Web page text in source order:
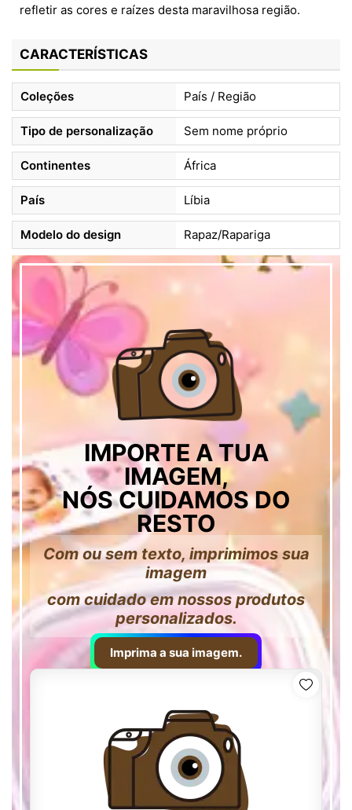
refletir as cores e raízes desta maravilhosa região.
CARACTERÍSTICAS
Coleções País / Região
Tipo de personalização Sem nome próprio
Continentes África
País Líbia
Modelo do design Rapaz/Rapariga
IMPORTE A TUA
IMAGEM,
NÓS CUIDAMOS DO
RESTO
Com ou sem texto, imprimimos sua
imagem
com cuidado em nossos produtos
personalizados.
Imprima a sua imagem.